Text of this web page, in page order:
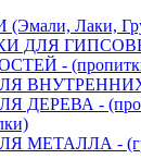
Лаки,
ДЛЯ
-
ВНУТРЕННИХ
ДЕРЕВА -
МЕТАЛЛА -